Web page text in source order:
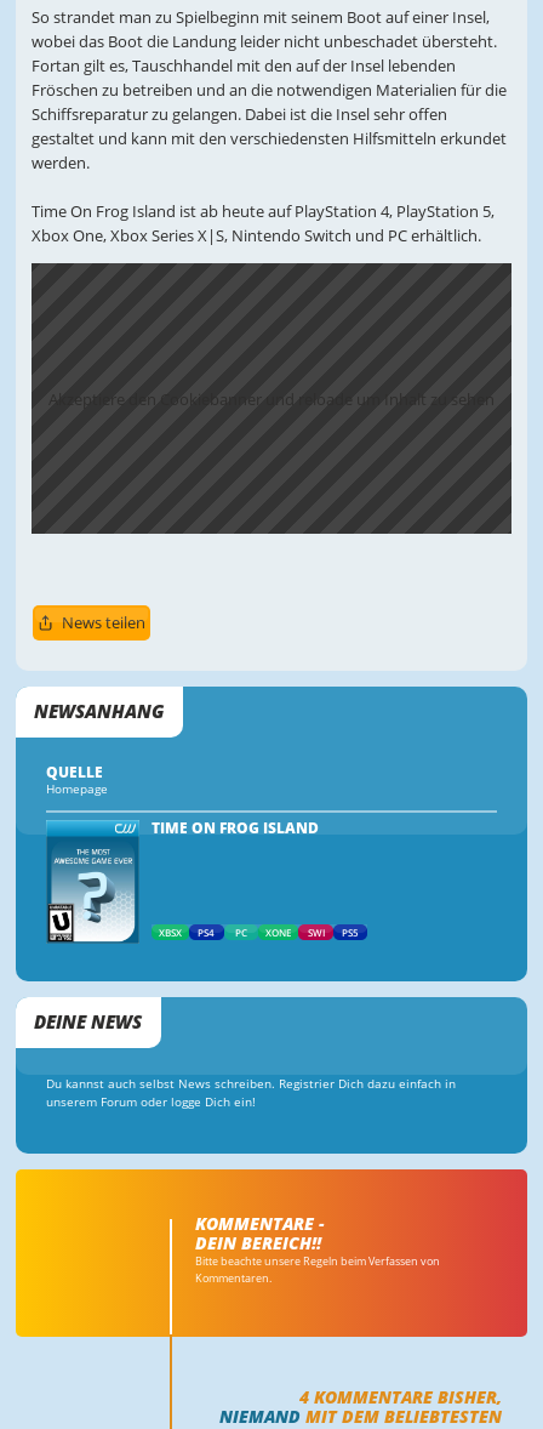
So strandet man zu Spielbeginn mit seinem Boot auf einer Insel,
wobei das Boot die Landung leider nicht unbeschadet übersteht.
Fortan gilt es, Tauschhandel mit den auf der Insel lebenden
Fröschen zu betreiben und an die notwendigen Materialien für die
Schiffsreparatur zu gelangen. Dabei ist die Insel sehr offen
gestaltet und kann mit den verschiedensten Hilfsmitteln erkundet
werden.
Time On Frog Island ist ab heute auf PlayStation 4, PlayStation 5,
Xbox One, Xbox Series X|S, Nintendo Switch und PC erhältlich.
Akzeptiere den Cookiebanner und reloade um Inhalt zu sehen
News teilen
NEWSANHANG
QUELLE
Homepage
TIME ON FROG ISLAND
XBSX PS4 PC XONE SWI PS5
DEINE NEWS
Du kannst auch selbst News schreiben. Registrier Dich dazu einfach in
unserem Forum oder logge Dich ein!
KOMMENTARE -
DEIN BEREICH!!
Bitte beachte unsere Regeln beim Verfassen von
Kommentaren.
4 KOMMENTARE BISHER,
NIEMAND MIT DEM BELIEBTESTEN